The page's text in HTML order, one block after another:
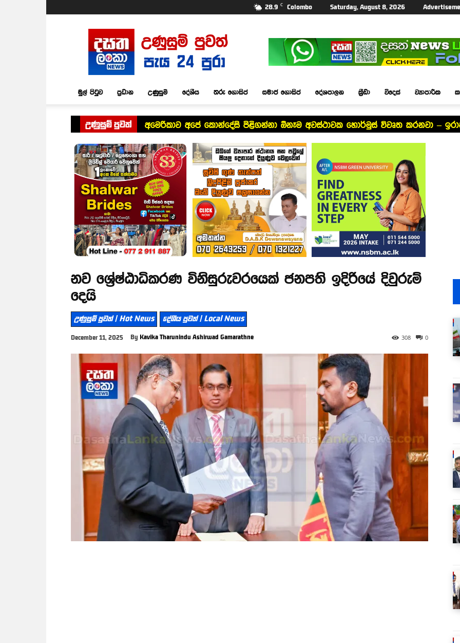
28.9 C Colombo Saturday, August 8, 2026
Dasatha
Lanka
News
මුල් පිටුව ප්‍රධාන උණුසුම් දේශීය තරු ගොසිප් සමාජ ගොසිප් දේශපාලන ක්‍රීඩා විදෙස් ව්‍යාපාරික
උණුසුම් පුවත් අමෙරිකාව අපේ කොන්දේසි පිළිගන්නා ඕනෑම අවස්ථාවක හොර්මුස් විවෘත කරනවා –
නව ශ්‍රේෂ්ඨාධිකරණ විනිසුරුවරයෙක් ජනපති ඉදිරියේ දිවුරුම්
දෙයි
උණුසුම් පුවත් | Hot News දේශීය පුවත් | Local News
December 11, 2025 By Kavika Tharunindu Ashirwad Gamarathne 0
308